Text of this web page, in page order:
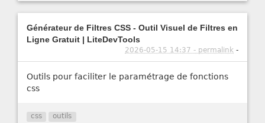
Générateur de Filtres CSS - Outil Visuel de Filtres en
Ligne Gratuit | LiteDevTools
2026-05-15 14:37 - permalink -
Outils pour faciliter le paramétrage de fonctions
css
css outils